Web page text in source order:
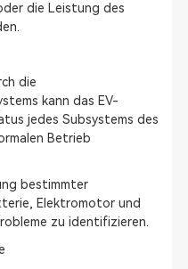
die Leistung des
die
kann das EV-
jedes Subsystems des
Betrieb
bestimmter
Elektromotor und
zu identifizieren.